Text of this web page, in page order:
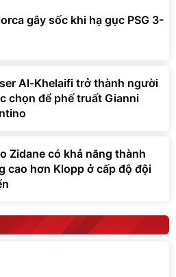
gây sốc khi hạ gục PSG 3-
Al-Khelaifi trở thành người
chọn để phế truất Gianni
Zidane có khả năng thành
cao hơn Klopp ở cấp độ đội